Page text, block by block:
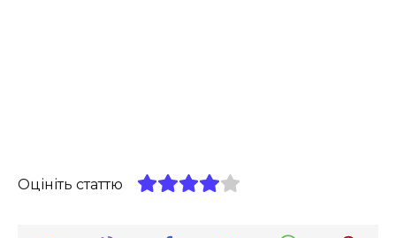
Оцініть статтю